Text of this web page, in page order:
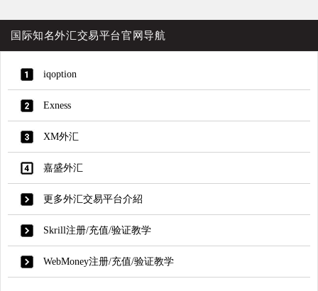
国际知名外汇交易平台官网导航
iqoption
Exness
XM外汇
嘉盛外汇
更多外汇交易平台介紹
Skrill注册/充值/验证教学
WebMoney注册/充值/验证教学